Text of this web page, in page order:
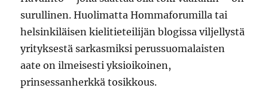
surullinen. Huolimatta Hommaforumilla tai
helsinkiläisen kielitieteilijän blogissa viljellystä
yrityksestä sarkasmiksi perussuomalaisten
aate on ilmeisesti yksioikoinen,
prinsessanherkkä tosikkous.